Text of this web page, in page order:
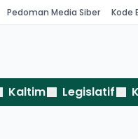
Pedoman Media Siber Kode
Kaltim Legislatif